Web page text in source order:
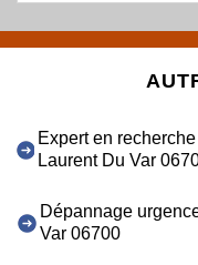
Expert en
Laurent Du Var
Dépannage
Var 06700